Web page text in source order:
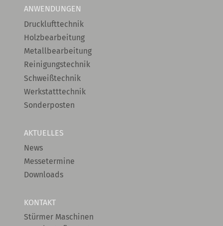
ANWENDUNGEN
Drucklufttechnik
Holzbearbeitung
Metallbearbeitung
Reinigungstechnik
Schweißtechnik
Werkstatttechnik
Sonderposten
AKTUELLES
News
Messetermine
Downloads
KONTAKT
Stürmer Maschinen